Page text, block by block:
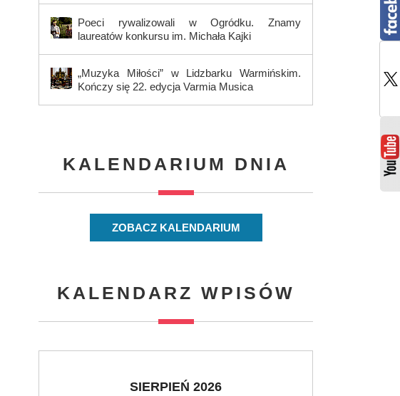
Poeci rywalizowali w Ogródku. Znamy
laureatów konkursu im. Michała Kajki
„Muzyka Miłości” w Lidzbarku Warmińskim.
Kończy się 22. edycja Varmia Musica
KALENDARIUM DNIA
ZOBACZ KALENDARIUM
KALENDARZ WPISÓW
SIERPIEŃ 2026